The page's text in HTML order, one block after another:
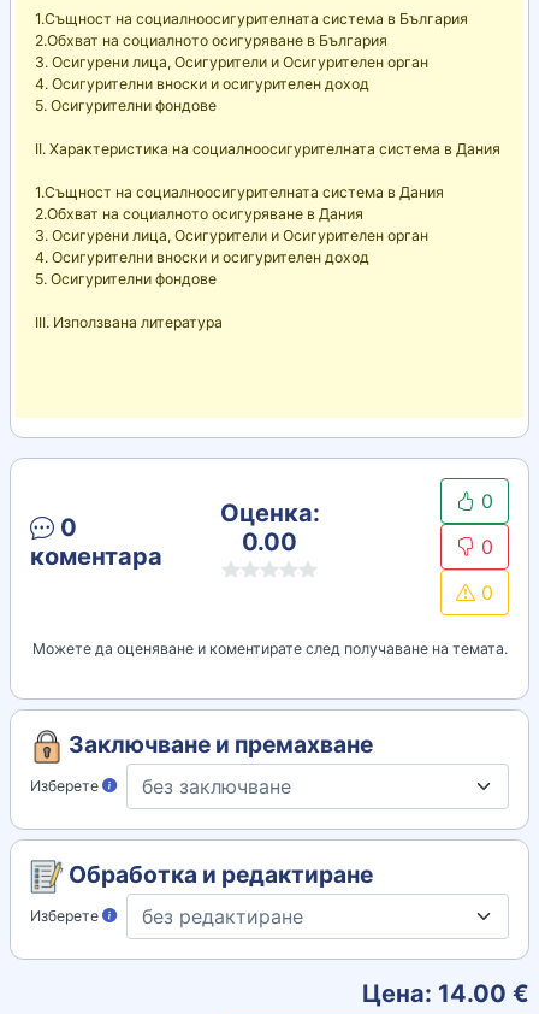
1.Същност на социалноосигурителната система в България
2.Обхват на социалното осигуряване в България
3. Осигурени лица, Осигурители и Осигурителен орган
4. Осигурителни вноски и осигурителен доход
5. Осигурителни фондове
II. Характеристика на социалноосигурителната система в Дания
1.Същност на социалноосигурителната система в Дания
2.Обхват на социалното осигуряване в Дания
3. Осигурени лица, Осигурители и Осигурителен орган
4. Осигурителни вноски и осигурителен доход
5. Осигурителни фондове
III. Използвана литература
0
коментара
Оценка:
0.00
0
0
0
Можете да оценяване и коментирате след получаване на темата.
Заключване и премахване
Изберете
Обработка и редактиране
Изберете
Цена: 14.00 €